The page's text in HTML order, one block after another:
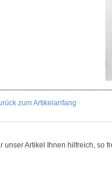
zum Artikelanfang
unser Artikel Ihnen hilfreich, so